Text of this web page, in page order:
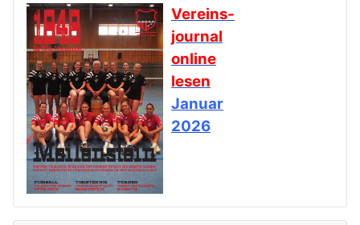
Vereins-
journal
online
lesen
Januar
2026